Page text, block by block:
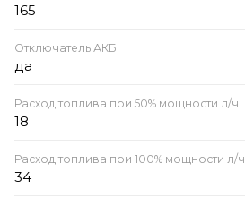
165
Отключатель АКБ
да
Расход топлива при 50% мощности л/ч
18
Расход топлива при 100% мощности л/ч
34